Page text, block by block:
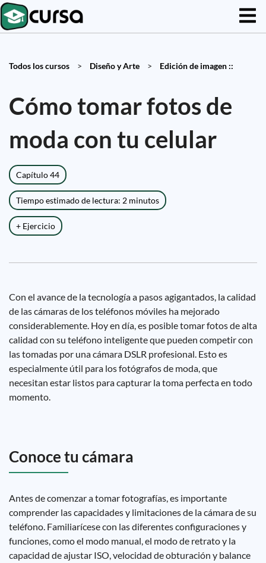
Todos los cursos > Diseño y Arte > Edición de imagen ::
Cómo tomar fotos de
moda con tu celular
Capítulo 44
Tiempo estimado de lectura: 2 minutos
+ Ejercicio
Con el avance de la tecnología a pasos agigantados, la calidad
de las cámaras de los teléfonos móviles ha mejorado
considerablemente. Hoy en día, es posible tomar fotos de alta
calidad con su teléfono inteligente que pueden competir con
las tomadas por una cámara DSLR profesional. Esto es
especialmente útil para los fotógrafos de moda, que
necesitan estar listos para capturar la toma perfecta en todo
momento.
Conoce tu cámara
Antes de comenzar a tomar fotografías, es importante
comprender las capacidades y limitaciones de la cámara de su
teléfono. Familiarícese con las diferentes configuraciones y
funciones, como el modo manual, el modo de retrato y la
capacidad de ajustar ISO, velocidad de obturación y balance